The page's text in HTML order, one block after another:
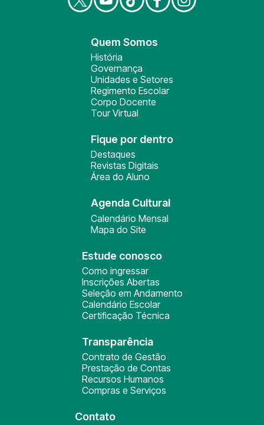
Quem Somos
História
Governança
Unidades e Setores
Regimento Escolar
Corpo Docente
Tour Virtual
Fique por dentro
Destaques
Revistas Digitais
Área do Aluno
Agenda Cultural
Calendário Mensal
Mapa do Site
Estude conosco
Como ingressar
Inscrições Abertas
Seleção em Andamento
Calendário Escolar
Certificação Técnica
Transparência
Contrato de Gestão
Prestação de Contas
Recursos Humanos
Compras e Serviços
Contato